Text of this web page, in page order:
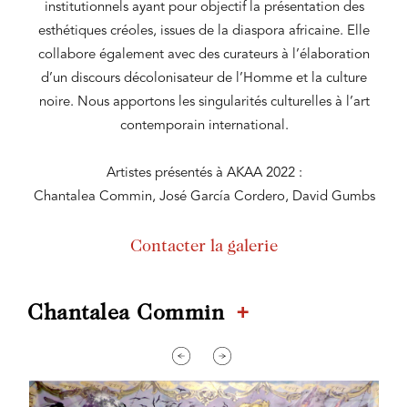
institutionnels ayant pour objectif la présentation des
esthétiques créoles, issues de la diaspora africaine. Elle
collabore également avec des curateurs à l’élaboration
d’un discours décolonisateur de l’Homme et la culture
noire. Nous apportons les singularités culturelles à l’art
contemporain international.
Artistes présentés à AKAA 2022 :
Chantalea Commin, José García Cordero, David Gumbs
Contacter la galerie
Chantalea Commin +